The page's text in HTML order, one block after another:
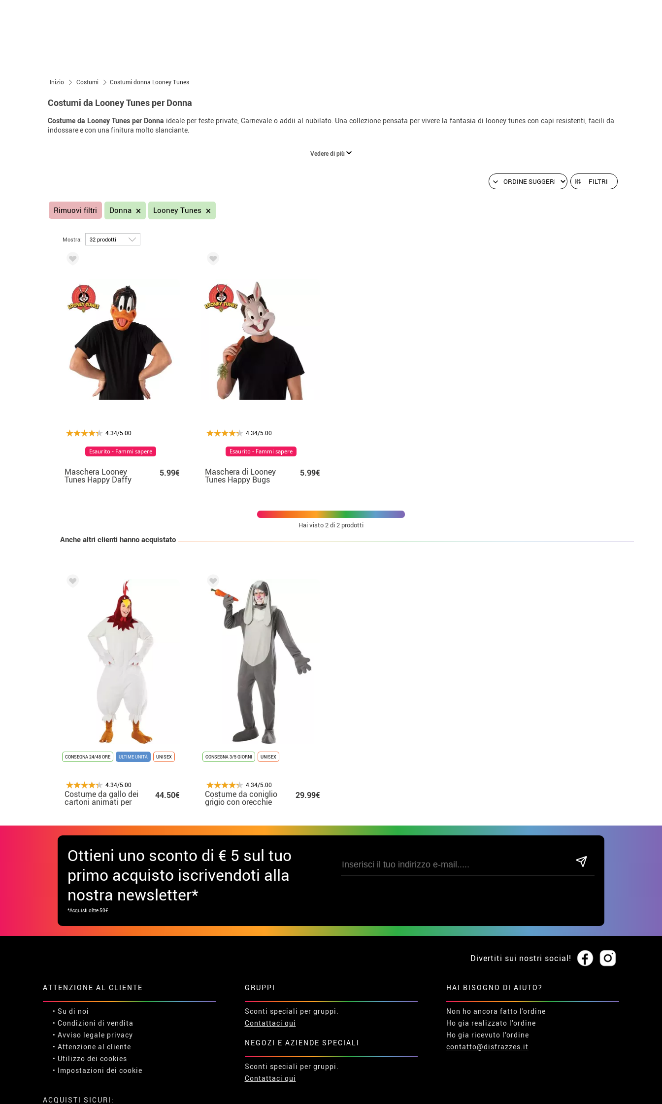
Inizio Costumi Costumi donna Looney Tunes
Costumi da Looney Tunes per Donna
Costume da Looney Tunes per Donna ideale per feste private, Carnevale o addii al nubilato. Una collezione pensata per vivere la fantasia di looney tunes con capi resistenti, facili da
indossare e con una finitura molto slanciante.
Vedere di più
FILTRI
Rimuovi filtri Donna Looney Tunes
Mostra:
4.34/5.00
Maschera Looney
Tunes Happy Daffy
5.99€
Esaurito - Fammi sapere
4.34/5.00
Maschera di Looney
Tunes Happy Bugs
5.99€
Esaurito - Fammi sapere
Hai visto2di 2 prodotti
Anche altri clienti hanno acquistato
CONSEGNA 24/48 ORE ULTIME UNITÀ UNISEX
4.34/5.00
Costume da gallo dei
cartoni animati per
44.50€
CONSEGNA 3/5 GIORNI UNISEX
4.34/5.00
Costume da coniglio
grigio con orecchie
lunghe per uomo
29.99€
Ottieni uno sconto di € 5 sul tuo
primo acquisto iscrivendoti alla
nostra newsletter*
*Acquisti oltre 50€
Divertiti sui nostri social!
ATTENZIONE AL CLIENTE
• Su di noi
• Condizioni di vendita
• Avviso legale privacy
• Attenzione al cliente
• Utilizzo dei cookies
• Impostazioni dei cookie
GRUPPI
Sconti speciali per gruppi.
Contattaci qui
NEGOZI E AZIENDE SPECIALI
Sconti speciali per gruppi.
Contattaci qui
HAI BISOGNO DI AIUTO?
Non ho ancora fatto l'ordine
Ho gia realizzato l’ordine
Ho gia ricevuto l’ordine
contatto@disfrazzes.it
ACQUISTI SICURI: